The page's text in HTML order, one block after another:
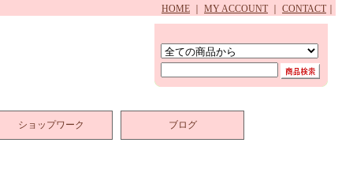
HOME MY ACCOUNT CONTACT
ショップワーク ブログ